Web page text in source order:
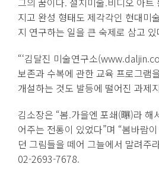
지고 완성 형태도 제각각인 현대미
지 연구하는 일을 큰 숙제로 삼고 있
“‘김달진 미술연구소
보존과 수복에 관한 교육 프로그램
개설하는 것도 발등에 떨어진 과제
김소장은 “봄.가을엔 포쇄(曝)라 해
어주는 전통이 있었다”며 “봄바람
던 그림들을 떼어 그늘에서 말려주
02-2693-7678.